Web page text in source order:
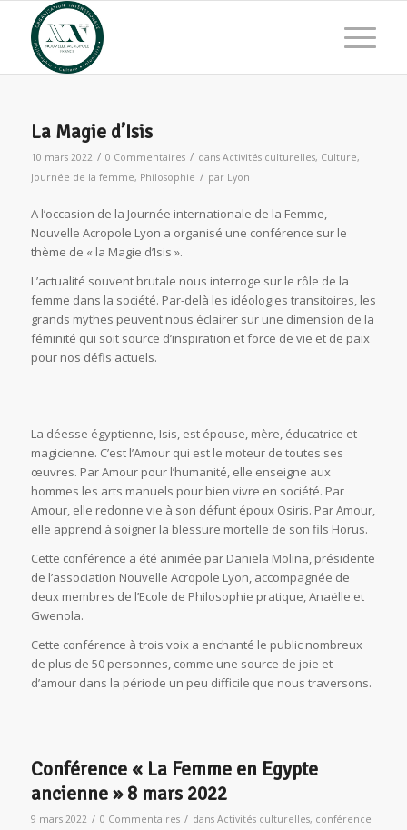
La Magie d’Isis
10 mars 2022 / 0 Commentaires / dans Activités culturelles, Culture,
Journée de la femme, Philosophie / par Lyon
A l’occasion de la Journée internationale de la Femme,
Nouvelle Acropole Lyon a organisé une conférence sur le
thème de « la Magie d’Isis ».
L’actualité souvent brutale nous interroge sur le rôle de la
femme dans la société. Par-delà les idéologies transitoires, les
grands mythes peuvent nous éclairer sur une dimension de la
féminité qui soit source d’inspiration et force de vie et de paix
pour nos défis actuels.
La déesse égyptienne, Isis, est épouse, mère, éducatrice et
magicienne. C’est l’Amour qui est le moteur de toutes ses
œuvres. Par Amour pour l’humanité, elle enseigne aux
hommes les arts manuels pour bien vivre en société. Par
Amour, elle redonne vie à son défunt époux Osiris. Par Amour,
elle apprend à soigner la blessure mortelle de son fils Horus.
Cette conférence a été animée par Daniela Molina, présidente
de l’association Nouvelle Acropole Lyon, accompagnée de
deux membres de l’Ecole de Philosophie pratique, Anaëlle et
Gwenola.
Cette conférence à trois voix a enchanté le public nombreux
de plus de 50 personnes, comme une source de joie et
d’amour dans la période un peu difficile que nous traversons.
Conférence « La Femme en Egypte
ancienne » 8 mars 2022
9 mars 2022 / 0 Commentaires / dans Activités culturelles, conférence